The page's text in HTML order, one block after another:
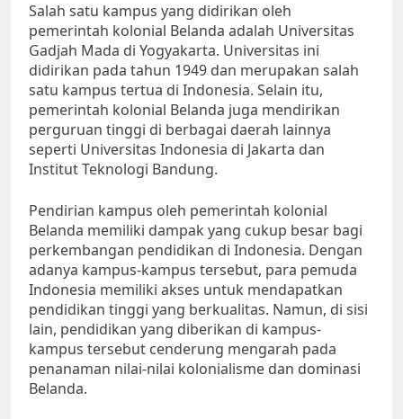
Salah satu kampus yang didirikan oleh
pemerintah kolonial Belanda adalah Universitas
Gadjah Mada di Yogyakarta. Universitas ini
didirikan pada tahun 1949 dan merupakan salah
satu kampus tertua di Indonesia. Selain itu,
pemerintah kolonial Belanda juga mendirikan
perguruan tinggi di berbagai daerah lainnya
seperti Universitas Indonesia di Jakarta dan
Institut Teknologi Bandung.
Pendirian kampus oleh pemerintah kolonial
Belanda memiliki dampak yang cukup besar bagi
perkembangan pendidikan di Indonesia. Dengan
adanya kampus-kampus tersebut, para pemuda
Indonesia memiliki akses untuk mendapatkan
pendidikan tinggi yang berkualitas. Namun, di sisi
lain, pendidikan yang diberikan di kampus-
kampus tersebut cenderung mengarah pada
penanaman nilai-nilai kolonialisme dan dominasi
Belanda.